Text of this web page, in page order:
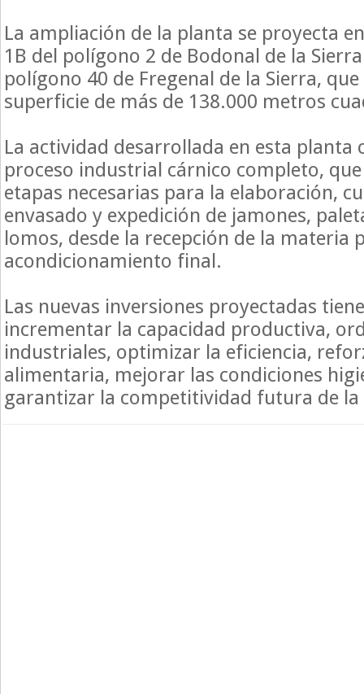
La ampliación de la planta se proyecta
1B del polígono 2 de Bodonal de la
polígono 40 de Fregenal de la Sierra,
superficie de más de 138.000 metros
La actividad desarrollada en esta planta
proceso industrial cárnico completo,
etapas necesarias para la elaboración,
envasado y expedición de jamones,
lomos, desde la recepción de la materia
acondicionamiento final.
Las nuevas inversiones proyectadas
incrementar la capacidad productiva,
industriales, optimizar la eficiencia,
alimentaria, mejorar las condiciones
garantizar la competitividad futura de la